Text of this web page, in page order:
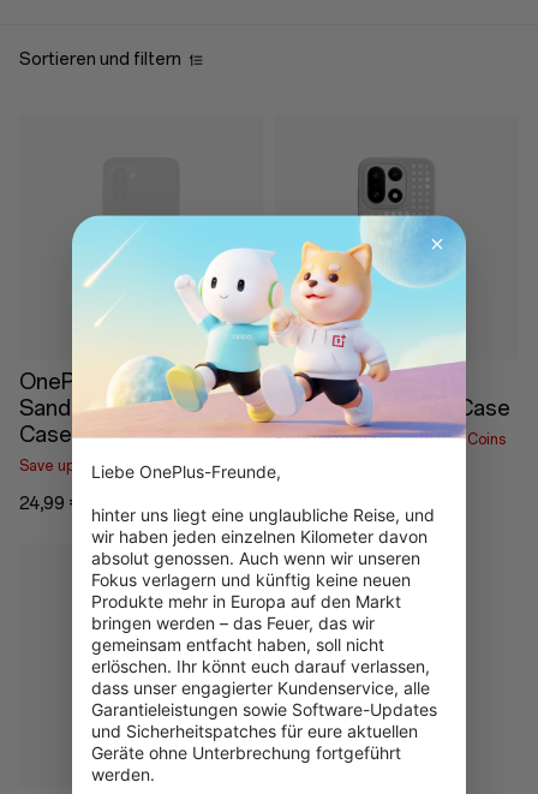
Store
Sortieren und filtern
Nicht auf Lager
OnePlus 15R
Sandstone Magnetic
Case
Save up to 1,25 € With RedCoins
24,99 €
OnePlus 15 Hole-
Pattern Magnetic Case
Save up to 2,00 € With RedCoins
39,99 €
Nicht auf Lager
Liebe OnePlus-Freunde,
hinter uns liegt eine unglaubliche Reise, und
wir haben jeden einzelnen Kilometer davon
absolut genossen. Auch wenn wir unseren
Fokus verlagern und künftig keine neuen
Produkte mehr in Europa auf den Markt
bringen werden – das Feuer, das wir
gemeinsam entfacht haben, soll nicht
erlöschen. Ihr könnt euch darauf verlassen,
dass unser engagierter Kundenservice, alle
Garantieleistungen sowie Software-Updates
und Sicherheitspatches für eure aktuellen
Geräte ohne Unterbrechung fortgeführt
werden.